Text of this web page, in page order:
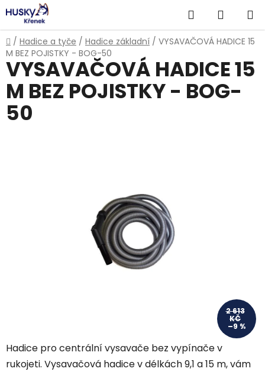
Přejít
na
obsah
Hledat
KOŠÍK
Domů
/ Hadice a tyče / Hadice základní / VYSAVAČOVÁ HADICE 15
M BEZ POJISTKY - BOG-50
Hadice pro centrální vysavače bez vypínače v
rukojeti. Vysavačová hadice v délkách 9,1 a 15 m, vám
VYSAVAČOVÁ HADICE 15
M BEZ POJISTKY - BOG-
50
2 613
KČ
–9 %